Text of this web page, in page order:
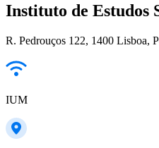
Instituto de Estudos
R. Pedrouços 122, 1400 Lisboa,
IUM